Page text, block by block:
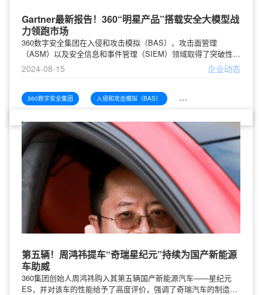
Gartner最新报告！360“明星产品”搭载安全大模型战
力领跑市场
360数字安全集团在入侵和攻击模拟（BAS）、攻击面管理
（ASM）以及安全信息和事件管理（SIEM）领域取得了突破性进
展，并被国际研究机构Gartner在其2024年的安全技术成熟度曲线
报告中列为领先厂商。360通过创新的BAS产品帮助企业评估自身
SIEM则在安全大模型的加持下实现了智能化的安全运营，显著提
升了企业的安全防护能力。
2024-08-15 企业动态
360数字安全集团 入侵和攻击模拟（BAS） 攻击面管理（ASM）
第五辆！周鸿祎提车“奇瑞星纪元”持续为国产新能源
车助威
360集团创始人周鸿祎购入其第五辆国产新能源汽车——星纪元
ES，并对该车的性能给予了高度评价，强调了奇瑞汽车的制造工